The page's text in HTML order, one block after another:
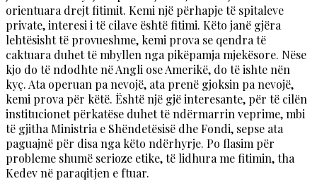
orientuara drejt fitimit. Kemi një përhapje të spitaleve
private, interesi i të cilave është fitimi. Këto janë gjëra
lehtësisht të provueshme, kemi prova se qendra të
caktuara duhet të mbyllen nga pikëpamja mjekësore. Nëse
kjo do të ndodhte në Angli ose Amerikë, do të ishte nën
kyç. Ata operuan pa nevojë, ata prenë gjoksin pa nevojë,
kemi prova për këtë. Është një gjë interesante, për të cilën
institucionet përkatëse duhet të ndërmarrin veprime, mbi
të gjitha Ministria e Shëndetësisë dhe Fondi, sepse ata
paguajnë për disa nga këto ndërhyrje. Po flasim për
probleme shumë serioze etike, të lidhura me fitimin, tha
Kedev në paraqitjen e ftuar.